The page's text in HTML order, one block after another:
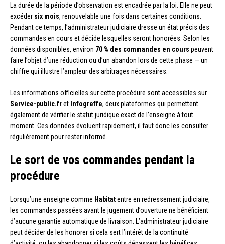
La durée de la période d’observation est encadrée par la loi. Elle ne peut
excéder six mois, renouvelable une fois dans certaines conditions.
Pendant ce temps, l’administrateur judiciaire dresse un état précis des
commandes en cours et décide lesquelles seront honorées. Selon les
données disponibles, environ 70 % des commandes en cours peuvent
faire l’objet d’une réduction ou d’un abandon lors de cette phase — un
chiffre qui illustre l’ampleur des arbitrages nécessaires.
Les informations officielles sur cette procédure sont accessibles sur
Service-public.fret Infogreffe, deux plateformes qui permettent
également de vérifier le statut juridique exact de l’enseigne à tout
moment. Ces données évoluent rapidement, il faut donc les consulter
régulièrement pour rester informé.
Le sort de vos commandes pendant la
procédure
Lorsqu’une enseigne comme Habitatentre en redressement judiciaire,
les commandes passées avant le jugement d’ouverture ne bénéficient
d’aucune garantie automatique de livraison. L’administrateur judiciaire
peut décider de les honorer si cela sert l’intérêt de la continuité